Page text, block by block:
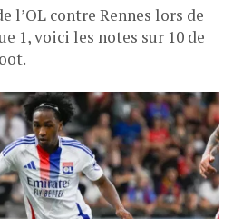
l’OL contre Rennes lors de
1, voici les notes sur 10 de